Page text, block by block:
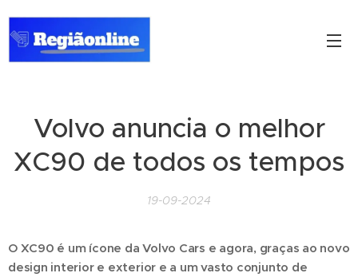
Volvo anuncia o melhor
XC90 de todos os tempos
19-09-2024
O XC90 é um ícone da Volvo Cars e agora, graças ao novo
design interior e exterior e a um vasto conjunto de